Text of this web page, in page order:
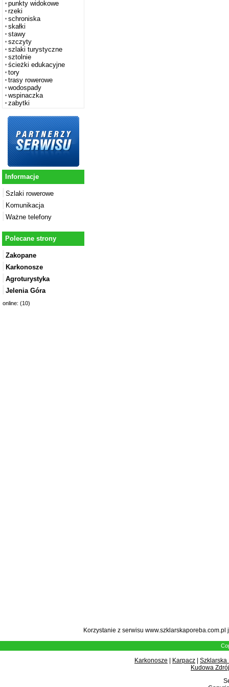
punkty widokowe
rzeki
schroniska
skałki
stawy
szczyty
szlaki turystyczne
sztolnie
ścieżki edukacyjne
tory
trasy rowerowe
wodospady
wspinaczka
zabytki
Informacje
Szlaki rowerowe
Komunikacja
Ważne telefony
Polecane strony
Zakopane
Karkonosze
Agroturystyka
Jelenia Góra
online: (10)
Korzystanie z serwisu
Karkonosze Karpacz
Szklarska
Kudowa